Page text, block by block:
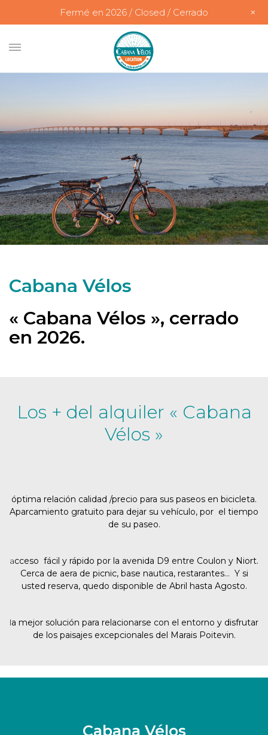
Cabana Vélos
« Cabana Vélos », cerrado
en 2026.
Los + del alquiler « Cabana
Vélos »
óptima relación calidad /precio para sus paseos en bicicleta.
Aparcamiento gratuito para dejar su vehículo, por el tiempo
de su paseo.
acceso fácil y rápido por la avenida D9 entre Coulon y Niort.
Cerca de aera de picnic, base nautica, restarantes… Y si
usted reserva, quedo disponible de Abril hasta Agosto.
la mejor solución para relacionarse con el entorno y disfrutar
de los paisajes excepcionales del Marais Poitevin.
Cabana Vélos
Fermé en 2026 / Closed / Cerrado +